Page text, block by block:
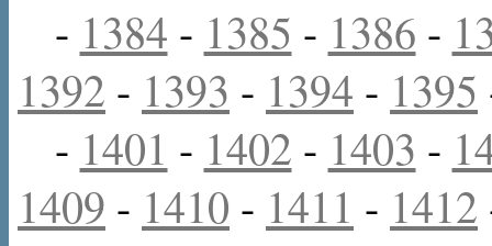
- 1384 - 1385 - 1386 -
1392 - 1393 - 1394 - 1395
- 1401 - 1402 - 1403 -
1409 - 1410 - 1411 - 1412